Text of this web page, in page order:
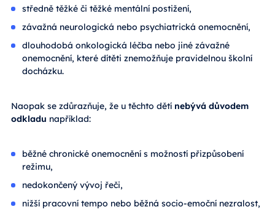
středně těžké či těžké mentální postižení,
závažná neurologická nebo psychiatrická onemocnění,
dlouhodobá onkologická léčba nebo jiné závažné
onemocnění, které dítěti znemožňuje pravidelnou školní
docházku.
Naopak se zdůrazňuje, že u těchto dětí nebývá důvodem
odkladu například:
běžné chronické onemocnění s možností přizpůsobení
režimu,
nedokončený vývoj řeči,
nižší pracovní tempo nebo běžná socio-emoční nezralost,